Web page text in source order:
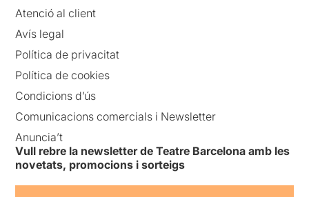
Atenció al client
Avís legal
Política de privacitat
Política de cookies
Condicions d’ús
Comunicacions comercials i Newsletter
Anuncia’t
Vull rebre la newsletter de Teatre Barcelona amb les
novetats, promocions i sorteigs